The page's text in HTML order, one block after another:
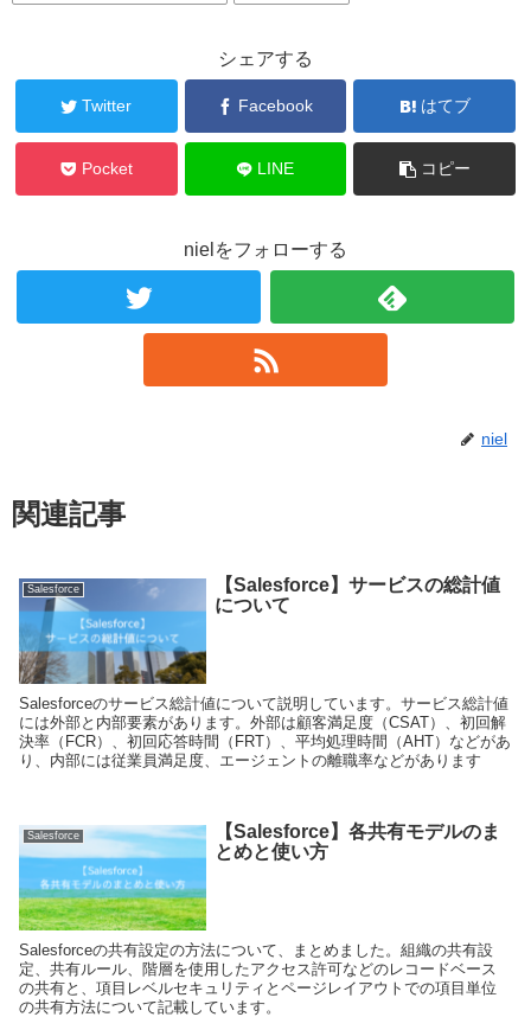
シェアする
Twitter Facebook はてブ
Pocket LINE コピー
nielをフォローする
niel
関連記事
Salesforce
【Salesforce】サービスの総計値
について
Salesforceのサービス総計値について説明しています。サービス総計値
には外部と内部要素があります。外部は顧客満足度（CSAT）、初回解
決率（FCR）、初回応答時間（FRT）、平均処理時間（AHT）などがあ
り、内部には従業員満足度、エージェントの離職率などがあります
Salesforce
【Salesforce】各共有モデルのま
とめと使い方
Salesforceの共有設定の方法について、まとめました。組織の共有設
定、共有ルール、階層を使用したアクセス許可などのレコードベース
の共有と、項目レベルセキュリティとページレイアウトでの項目単位
の共有方法について記載しています。